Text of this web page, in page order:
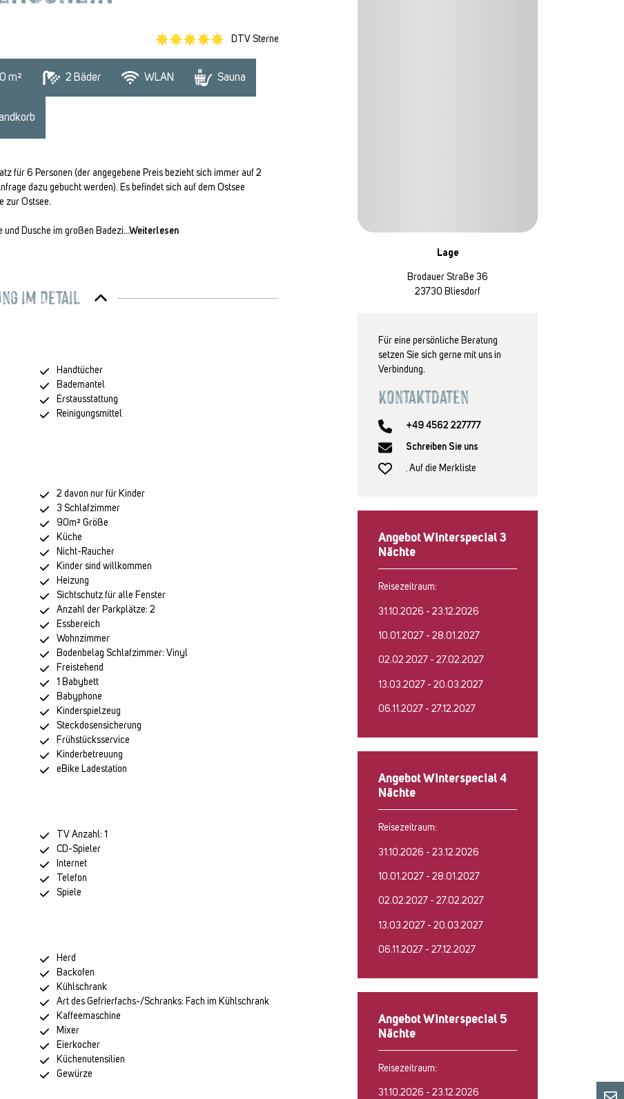
DTV Sterne
Lage
Brodauer Straße 36
23730 Bliesdorf
Für eine persönliche Beratung
setzen Sie sich gerne mit uns in
Verbindung.
Kontaktdaten
+49 4562 227777
Schreiben Sie uns
Auf die Merkliste
Angebot Winterspecial 3
Nächte
Reisezeitraum:
31.10.2026 - 23.12.2026
10.01.2027 - 28.01.2027
02.02.2027 - 27.02.2027
13.03.2027 - 20.03.2027
06.11.2027 - 27.12.2027
Angebot Winterspecial 4
Nächte
Reisezeitraum:
31.10.2026 - 23.12.2026
10.01.2027 - 28.01.2027
02.02.2027 - 27.02.2027
13.03.2027 - 20.03.2027
06.11.2027 - 27.12.2027
Angebot Winterspecial 5
Nächte
Reisezeitraum:
31.10.2026 - 23.12.2026
m² 2 Bäder WLAN Sauna
für 6 Personen (der angegebene Preis bezieht sich immer auf 2
dazu gebucht werden). Es befindet sich auf dem Ostsee
zur Ostsee.
und Dusche im großen Badezi...Weiterlesen
im Detail
Handtücher
Bademantel
Erstausstattung
Reinigungsmittel
2 davon nur für Kinder
3 Schlafzimmer
90m² Größe
Küche
Nicht-Raucher
Kinder sind willkommen
Heizung
Sichtschutz für alle Fenster
Anzahl der Parkplätze: 2
Essbereich
Wohnzimmer
Bodenbelag Schlafzimmer: Vinyl
Freistehend
1 Babybett
Babyphone
Kinderspielzeug
Steckdosensicherung
Frühstücksservice
Kinderbetreuung
eBike Ladestation
TV Anzahl: 1
CD-Spieler
Internet
Telefon
Spiele
Herd
Backofen
Kühlschrank
Art des Gefrierfachs-/Schranks: Fach im Kühlschrank
Kaffeemaschine
Mixer
Eierkocher
Küchenutensilien
Gewürze